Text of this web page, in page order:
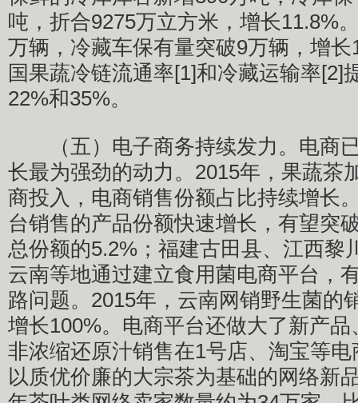
吨，折合9275万立方米，增长11.8%
万辆，冷藏车保有量突破9万辆，增长
国果蔬冷链流通率[1]和冷藏运输率[2]
22%和35%。
（五）电子商务持续发力。电商
长最为强劲的动力。2015年，果蔬茶
商投入，电商销售份额占比持续增长
台销售的产品份额快速增长，有望突
总份额的5.2%；福建古田县、江西黎
云南等地通过建立食用菌电商平台，
路问题。2015年，云南网销野生菌的
增长100%。电商平台还做大了新产
非浓缩还原汁销售在1号店、淘宝等
以质优价廉的大宗茶为基础的网络新